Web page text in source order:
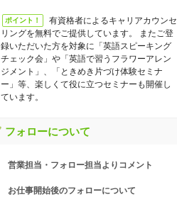
ポイント！
有資格者によるキャリアカウンセ
リングを無料でご提供しています。 またご登
録いただいた方を対象に「英語スピーキング
チェック会」や「英語で習うフラワーアレン
ジメント」、「ときめき片づけ体験セミナ
ー」等、楽しくて役に立つセミナーも開催し
ています。
フォローについて
営業担当・フォロー担当よりコメント
お仕事開始後のフォローについて